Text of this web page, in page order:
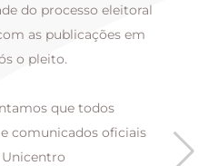
do processo eleitoral
as publicações em
o pleito.
que todos
comunicados oficiais